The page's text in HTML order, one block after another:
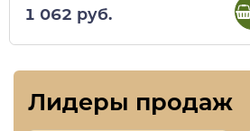
1 062 руб.
Лидеры продаж